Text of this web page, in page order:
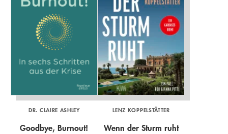
DR. CLAIRE ASHLEY
Goodbye, Burnout!
LENZ KOPPELSTÄTTER
Wenn der Sturm ruht